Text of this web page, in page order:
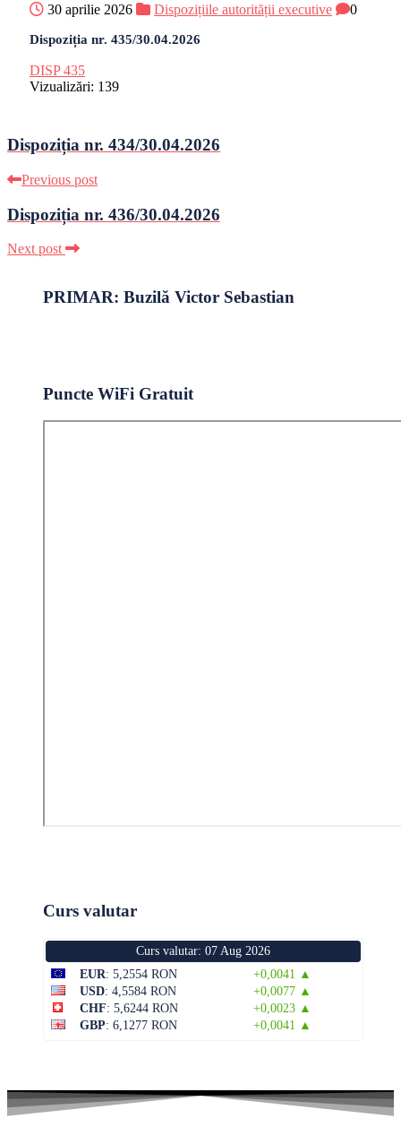
30 aprilie 2026 Dispozițiile autorității executive 0
Dispoziția nr. 435/30.04.2026
DISP 435
Vizualizări: 139
Dispoziția nr. 434/30.04.2026
Previous post
Dispoziția nr. 436/30.04.2026
Next post
PRIMAR: Buzilă Victor Sebastian
Puncte WiFi Gratuit
Curs valutar
Curs valutar: 07 Aug 2026
EUR: 5,2554 RON
+0,0041 ▲
USD: 4,5584 RON
+0,0077 ▲
CHF: 5,6244 RON
+0,0023 ▲
GBP: 6,1277 RON +0,0041 ▲